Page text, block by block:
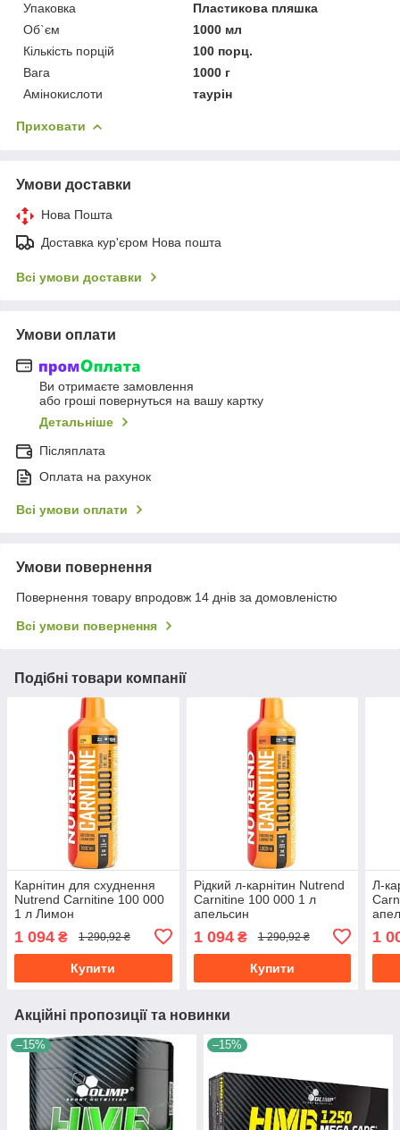
Упаковка
Пластикова пляшка
Об`єм
1000 мл
Кількість порцій
100 порц.
Вага
1000 г
Амінокислоти
таурін
Приховати
Умови доставки
Нова Пошта
Доставка кур'єром Нова пошта
Всі умови доставки
Умови оплати
Ви отримаєте замовлення
або гроші повернуться на вашу картку
Детальніше
Післяплата
Оплата на рахунок
Всі умови оплати
Умови повернення
Повернення товару впродовж 14 днів за домовленістю
Всі умови повернення
Подібні товари компанії
Карнітин для схуднення
Nutrend Carnitine 100 000
1 л Лимон
1 094 ₴ 1 290,92 ₴
Купити
Рідкий л-карнітин Nutrend
Carnitine 100 000 1 л
апельсин
1 094₴ 1 290,92 ₴
Купити
Л-
1
Акційні пропозиції та новинки
–15% –15%